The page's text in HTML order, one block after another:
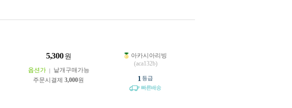
5,300 원
옵션가
낱개구매가능
주문시결제 3,000원
아카시아리빙
(aca132b)
1 등급
빠른배송